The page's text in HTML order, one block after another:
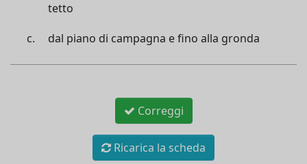
tetto
dal piano di campagna e fino alla gronda
Correggi
Ricarica la scheda